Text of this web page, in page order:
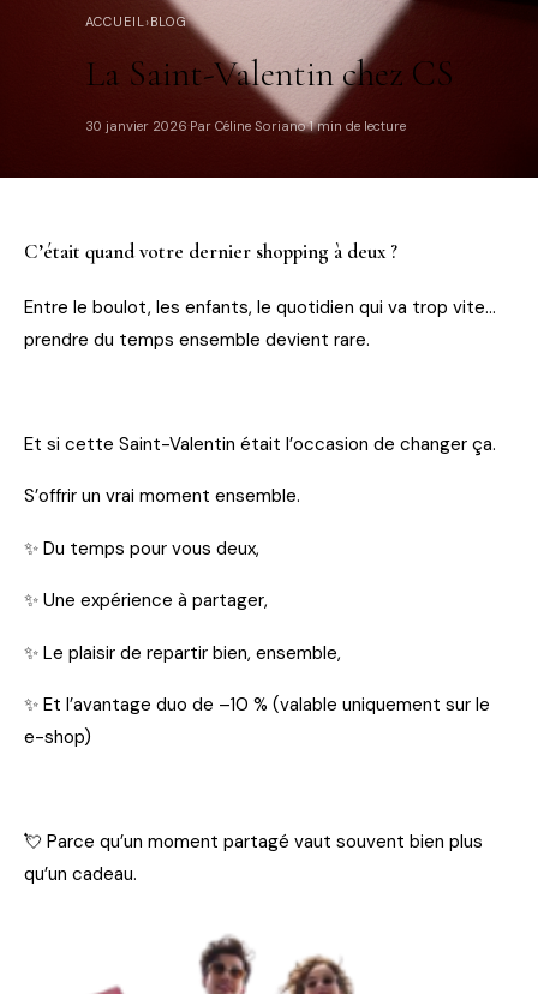
ACCUEIL›BLOG
La Saint-Valentin chez CS
30 janvier 2026·Par Céline Soriano·1 min de lecture
C’était quand votre dernier shopping à deux ?
Entre le boulot, les enfants, le quotidien qui va trop vite…
prendre du temps ensemble devient rare.
Et si cette Saint-Valentin était l’occasion de changer ça.
S’offrir un vrai moment ensemble.
✨ Du temps pour vous deux,
✨ Une expérience à partager,
✨ Le plaisir de repartir bien, ensemble,
✨ Et l’avantage duo de –10 % (valable uniquement sur le
e-shop)
💘 Parce qu’un moment partagé vaut souvent bien plus
qu’un cadeau.